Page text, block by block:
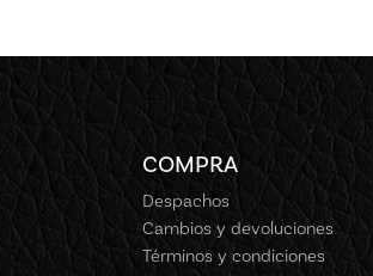
COMPRA
Despachos
Cambios y devoluciones
Términos y condiciones